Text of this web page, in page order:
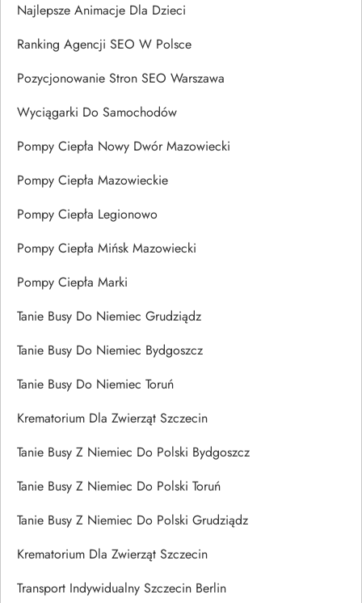
Najlepsze Animacje Dla Dzieci
Ranking Agencji SEO W Polsce
Pozycjonowanie Stron SEO Warszawa
Wyciągarki Do Samochodów
Pompy Ciepła Nowy Dwór Mazowiecki
Pompy Ciepła Mazowieckie
Pompy Ciepła Legionowo
Pompy Ciepła Mińsk Mazowiecki
Pompy Ciepła Marki
Tanie Busy Do Niemiec Grudziądz
Tanie Busy Do Niemiec Bydgoszcz
Tanie Busy Do Niemiec Toruń
Krematorium Dla Zwierząt Szczecin
Tanie Busy Z Niemiec Do Polski Bydgoszcz
Tanie Busy Z Niemiec Do Polski Toruń
Tanie Busy Z Niemiec Do Polski Grudziądz
Krematorium Dla Zwierząt Szczecin
Transport Indywidualny Szczecin Berlin